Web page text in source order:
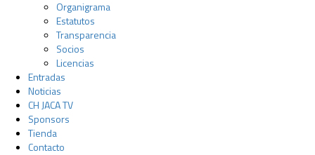
Organigrama
Estatutos
Transparencia
Socios
Licencias
Entradas
Noticias
CH JACA TV
Sponsors
Tienda
Contacto